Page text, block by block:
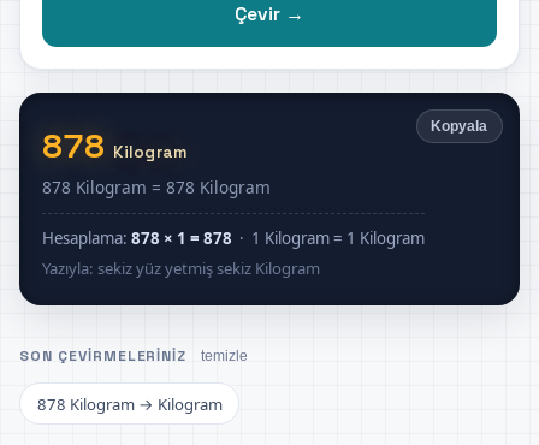
Çevir →
Kopyala
878 Kilogram
878 Kilogram = 878 Kilogram
Hesaplama:878 × 1 = 878 · 1 Kilogram = 1 Kilogram
Yazıyla: sekiz yüz yetmiş sekiz Kilogram
SON ÇEVIRMELERINIZ temizle
878 Kilogram → Kilogram